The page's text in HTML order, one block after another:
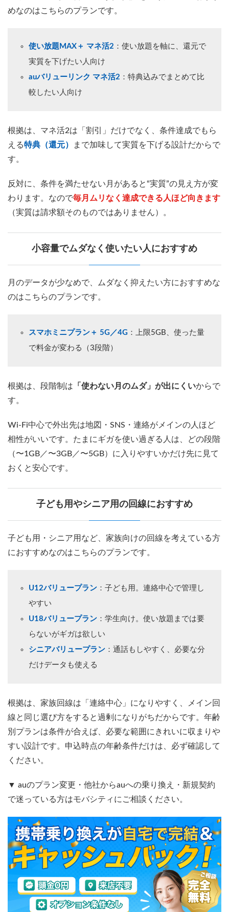
めなのはこちらのプランです。
使い放題MAX＋ マネ活2 ：使い放題を軸に、還元で
実質を下げたい人向け
auバリューリンク マネ活2 ：特典込みでまとめて比
較したい人向け
根拠は、マネ活2は「割引」だけでなく、条件達成でもら
える特典（還元）
まで加味して実質を下げる設計だからで
す。
反対に、条件を満たせない月があると“実質”の見え方が変
わります。なので毎月ムリなく達成できる人ほど向きます
（実質は請求額そのものではありません）。
小容量でムダなく使いたい人におすすめ
月のデータが少なめで、ムダなく抑えたい方におすすめな
のはこちらのプランです。
スマホミニプラン＋ 5G／4G ：上限5GB、使った量
で料金が変わる（3段階）
根拠は、段階制は 「使わない月のムダ」が出にくいからで
す。
Wi-Fi中心で外出先は地図・SNS・連絡がメインの人ほど
相性がいいです。たまにギガを使い過ぎる人は、どの段階
（〜1GB／〜3GB／〜5GB）に入りやすいかだけ先に見て
おくと安心です。
子ども用やシニア用の回線におすすめ
子ども用・シニア用など、家族向けの回線を考えている方
におすすめなのはこちらのプランです。
U12バリュープラン ：子ども用。連絡中心で管理し
やすい
U18バリュープラン ：学生向け。使い放題までは要
らないがギガは欲しい
シニアバリュープラン ：通話もしやすく、必要な分
だけデータも使える
根拠は、家族回線は「連絡中心」になりやすく、メイン回
線と同じ選び方をすると過剰になりがちだからです。年齢
別プランは条件が合えば、必要な範囲にきれいに収まりや
すい設計です。申込時点の年齢条件だけは、必ず確認して
ください。
▼ auのプラン変更・他社からauへの乗り換え・新規契約
で迷っている方はモバシティにご相談ください。